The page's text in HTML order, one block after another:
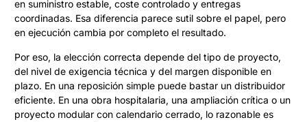
en suministro estable, coste controlado y entregas
coordinadas. Esa diferencia parece sutil sobre el papel, pero
en ejecución cambia por completo el resultado.
Por eso, la elección correcta depende del tipo de proyecto,
del nivel de exigencia técnica y del margen disponible en
plazo. En una reposición simple puede bastar un distribuidor
eficiente. En una obra hospitalaria, una ampliación crítica o un
proyecto modular con calendario cerrado, lo razonable es